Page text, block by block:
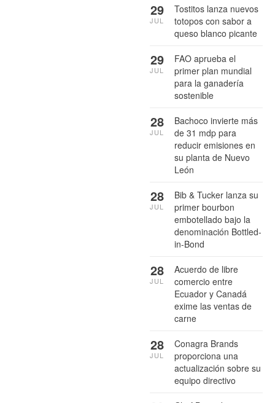
Tostitos lanza nuevos
totopos con sabor a
queso blanco picante
29
JUL
FAO aprueba el
primer plan mundial
para la ganadería
sostenible
29
JUL
Bachoco invierte más
de 31 mdp para
reducir emisiones en
su planta de Nuevo
León
28
JUL
Bib & Tucker lanza su
primer bourbon
embotellado bajo la
denominación Bottled-
in-Bond
28
JUL
Acuerdo de libre
comercio entre
Ecuador y Canadá
exime las ventas de
carne
28
JUL
Conagra Brands
proporciona una
actualización sobre su
equipo directivo
28
JUL